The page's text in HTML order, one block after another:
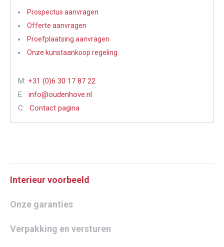
Prospectus aanvragen
Offerte aanvragen
Proefplaatsing aanvragen
Onze kunstaankoop regeling
M: +31 (0)6 30 17 87 22
E:
info@oudenhove.nl
C:
Contact pagina
Interieur voorbeeld
Onze garanties
Verpakking en versturen